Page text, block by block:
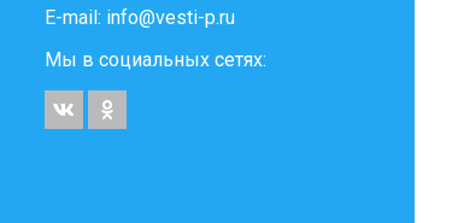
E-mail: info@vesti-p.ru
Мы в социальных сетях: